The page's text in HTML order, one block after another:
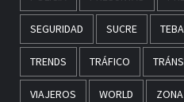
SEGURIDAD SUCRE
TRENDS TRÁFICO
VIAJEROS WORLD ZONA